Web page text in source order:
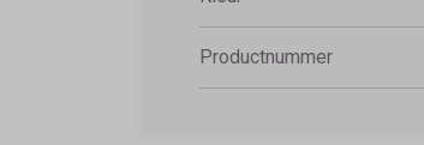
Productnummer